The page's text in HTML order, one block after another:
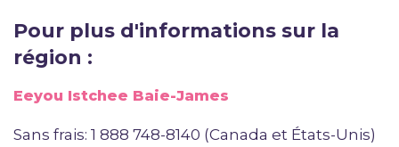
Pour plus d'informations sur la
région :
Eeyou Istchee Baie-James
Sans frais: 1 888 748-8140 (Canada et États-Unis)